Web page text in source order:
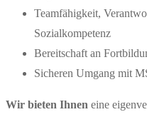
Teamfähigkeit,
Sozialkompetenz
Bereitschaft an
Sicheren Umgang mit
Wir bieten Ihnen eine